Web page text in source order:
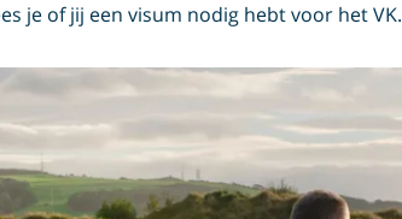
je of jij een visum nodig hebt voor het VK.